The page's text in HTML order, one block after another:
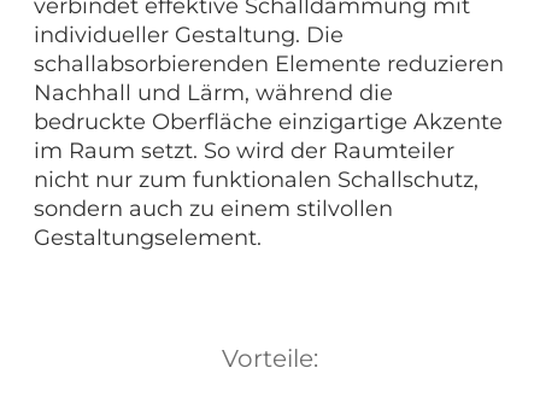
verbindet effektive Schalldämmung mit
individueller Gestaltung. Die
schallabsorbierenden Elemente reduzieren
Nachhall und Lärm, während die
bedruckte Oberfläche einzigartige Akzente
im Raum setzt. So wird der Raumteiler
nicht nur zum funktionalen Schallschutz,
sondern auch zu einem stilvollen
Gestaltungselement.
Vorteile: